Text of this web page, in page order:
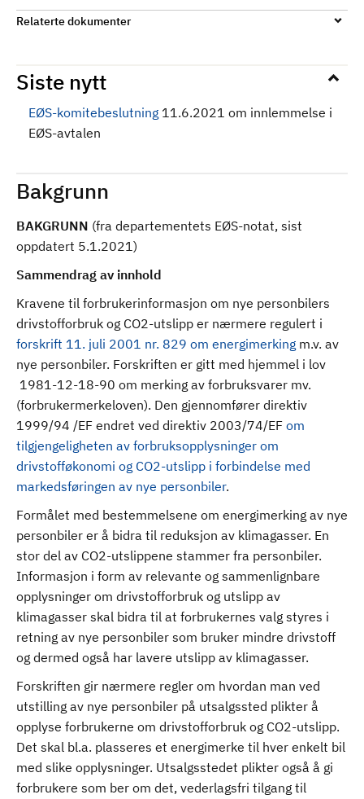
Relaterte dokumenter
Siste nytt
EØS-komitebeslutning 11.6.2021 om innlemmelse i
EØS-avtalen
Bakgrunn
BAKGRUNN (fra departementets EØS-notat, sist
oppdatert 5.1.2021)
Sammendrag av innhold
Kravene til forbrukerinformasjon om nye personbilers
drivstofforbruk og CO2-utslipp er nærmere regulert i
forskrift 11. juli 2001 nr. 829 om energimerking m.v. av
nye personbiler. Forskriften er gitt med hjemmel i lov
1981-12-18-90 om merking av forbruksvarer mv.
(forbrukermerkeloven). Den gjennomfører direktiv
1999/94 /EF endret ved direktiv 2003/74/EF om
tilgjengeligheten av forbruksopplysninger om
drivstofføkonomi og CO2-utslipp i forbindelse med
markedsføringen av nye personbiler.
Formålet med bestemmelsene om energimerking av nye
personbiler er å bidra til reduksjon av klimagasser. En
stor del av CO2-utslippene stammer fra personbiler.
Informasjon i form av relevante og sammenlignbare
opplysninger om drivstofforbruk og utslipp av
klimagasser skal bidra til at forbrukernes valg styres i
retning av nye personbiler som bruker mindre drivstoff
og dermed også har lavere utslipp av klimagasser.
Forskriften gir nærmere regler om hvordan man ved
utstilling av nye personbiler på utsalgssted plikter å
opplyse forbrukerne om drivstofforbruk og CO2-utslipp.
Det skal bl.a. plasseres et energimerke til hver enkelt bil
med slike opplysninger. Utsalgsstedet plikter også å gi
forbrukere som ber om det, vederlagsfri tilgang til